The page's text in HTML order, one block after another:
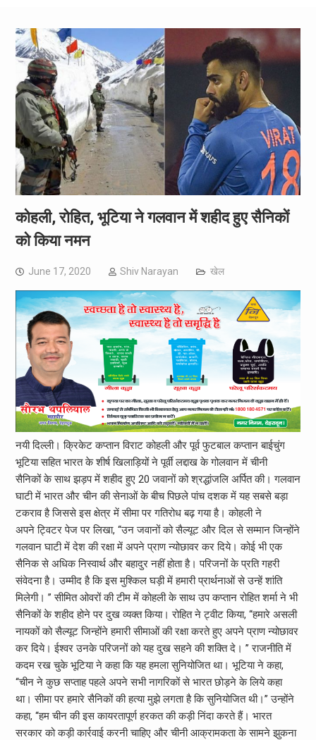
कोहली, रोहित, भूटिया ने गलवान में शहीद हुए सैनिकों
को किया नमन
June 17, 2020 Shiv Narayan खेल
नयी दिल्ली। क्रिकेट कप्तान विराट कोहली और पूर्व फुटबाल कप्तान बाईचुंग
भूटिया सहित भारत के शीर्ष खिलाड़ियों ने पूर्वी लद्दाख के गोलवान में चीनी
सैनिकों के साथ झड़प में शहीद हुए 20 जवानों को श्रद्धांजलि अर्पित की। गलवान
घाटी में भारत और चीन की सेनाओं के बीच पिछले पांच दशक में यह सबसे बड़ा
टकराव है जिससे इस क्षेत्र में सीमा पर गतिरोध बढ़ गया है। कोहली ने
अपने ट्विटर पेज पर लिखा, ‘‘उन जवानों को सैल्यूट और दिल से सम्मान जिन्होंने
गलवान घाटी में देश की रक्षा में अपने प्राण न्योछावर कर दिये। कोई भी एक
सैनिक से अधिक निस्वार्थ और बहादुर नहीं होता है। परिजनों के प्रति गहरी
संवेदना है। उम्मीद है कि इस मुश्किल घड़ी में हमारी प्रार्थनाओं से उन्हें शांति
मिलेगी। ’’ सीमित ओवरों की टीम में कोहली के साथ उप कप्तान रोहित शर्मा ने भी
सैनिकों के शहीद होने पर दुख व्यक्त किया। रोहित ने ट्वीट किया, ‘‘हमारे असली
नायकों को सैल्यूट जिन्होंने हमारी सीमाओं की रक्षा करते हुए अपने प्राण न्योछावर
कर दिये। ईश्वर उनके परिजनों को यह दुख सहने की शक्ति दे। ’’ राजनीति में
कदम रख चुके भूटिया ने कहा कि यह हमला सुनियोजित था। भूटिया ने कहा,
‘‘चीन ने कुछ सप्ताह पहले अपने सभी नागरिकों से भारत छोड़ने के लिये कहा
था। सीमा पर हमारे सैनिकों की हत्या मुझे लगता है कि सुनियोजित थी।’’ उन्होंने
कहा, ‘‘हम चीन की इस कायरतापूर्ण हरकत की कड़ी निंदा करते हैं। भारत
सरकार को कड़ी कार्रवाई करनी चाहिए और चीनी आक्रामकता के सामने झुकना